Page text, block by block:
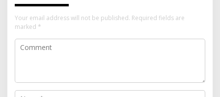
Your email address will not be published. Required fields are
marked *